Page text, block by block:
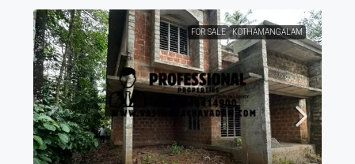
FOR SALE KOTHAMANGALAM